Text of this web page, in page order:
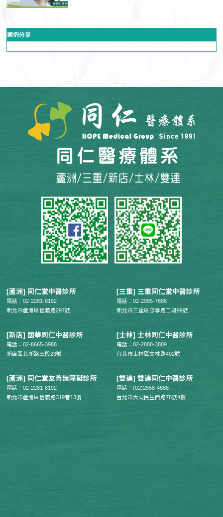
案例分享
[蘆洲] 同仁堂中醫診所
電話：02-2281-8192
新北市蘆洲區信義路297號
[三重] 三重同仁堂中醫診所
電話：02-2985-7688
新北市三重區忠孝路二段99號
[新店] 國華同仁中醫診所
電話：02-8665-3988
新店區北新路三段23號
[士林] 士林同仁中醫診所
電話：02-2888-3889
台北市士林區文林路402號
[蘆洲] 同仁堂友善無障礙診所
電話：02-2281-8192
新北市蘆洲區信義路319巷13號
[雙連] 雙連同仁中醫診所
電話：(02)2558-4688
台北市大同民生西路78號4樓